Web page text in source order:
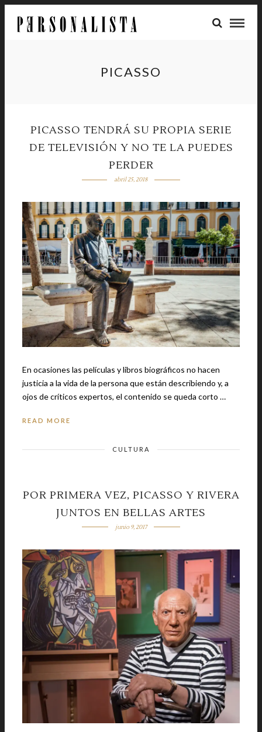
PICASSO
PICASSO TENDRÁ SU PROPIA SERIE
DE TELEVISIÓN Y NO TE LA PUEDES
PERDER
abril 25, 2018
En ocasiones las películas y libros biográficos no hacen
justicia a la vida de la persona que están describiendo y, a
ojos de críticos expertos, el contenido se queda corto …
READ MORE
CULTURA
POR PRIMERA VEZ, PICASSO Y RIVERA
JUNTOS EN BELLAS ARTES
junio 9, 2017